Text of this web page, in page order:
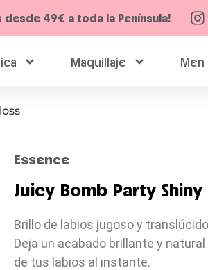
desde 49€ a toda la Península!
Maquillaje Men
Essence
Juicy Bomb Party
Brillo de labios jugoso y
Deja un acabado brillante y
de tus labios al instante.